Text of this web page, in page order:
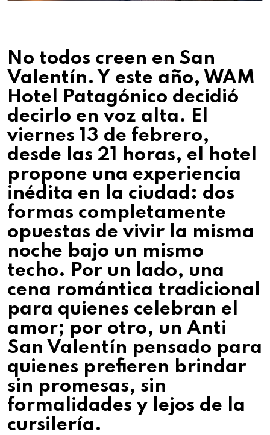
No todos creen en San
Valentín. Y este año, WAM
Hotel Patagónico decidió
decirlo en voz alta. El
viernes 13 de febrero,
desde las 21 horas, el hotel
propone una experiencia
inédita en la ciudad: dos
formas completamente
opuestas de vivir la misma
noche bajo un mismo
techo. Por un lado, una
cena romántica tradicional
para quienes celebran el
amor; por otro, un Anti
San Valentín pensado para
quienes prefieren brindar
sin promesas, sin
formalidades y lejos de la
cursilería.